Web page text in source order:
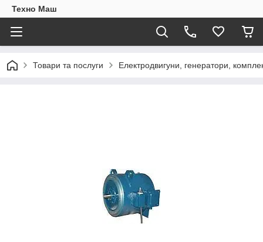
Техно Маш
Товари та послуги Електродвигуни, генератори,